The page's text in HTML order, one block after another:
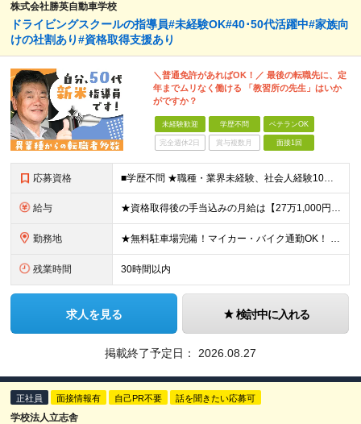
株式会社勝英自動車学校
ドライビングスクールの指導員#未経験OK#40･50代活躍中#家族向
けの社割あり#資格取得支援あり
＼普通免許があればOK！／ 最後の転職先に、定
年までムリなく働ける 「教習所の先生」はいか
がですか？
未経験歓迎 学歴不問 ベテランOK
完全週休2日 賞与複数月 面接1回
応募資格 ■学歴不問 ★職種・業界未経験、社会人経験10年以上の方も大歓迎 ■普通自動車運転免許をお持ちの方 ★AT限定免許でも応募可能です。入社後に限定解除をします。 ≪こんな方にピッタリ≫ □ 満員電車で
給与 ★資格取得後の手当込みの月給は【27万1,000円】となります。 月給21万1,000円～26万円＋各種手当＋賞与年2回 ※経験・年齢・能力などを考慮の上、決定いたします。 ※残業代は全額別途支給い
勤務地 ★無料駐車場完備！マイカー・バイク通勤OK！ 【スマートドライバースクール川越】 埼玉県川越市大字古谷上6058 ※1年以内での他校の応援としての転勤があります。 （住宅補助あり） ※U・Iターン
残業時間 30時間以内
求人を見る 検討中に入れる
掲載終了予定日： 2026.08.27
正社員 面接情報有 自己PR不要 話を聞きたい応募可
学校法人立志舎